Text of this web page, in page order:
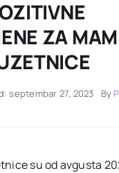
ZA
septembar 27, 2023 By
su od avgusta